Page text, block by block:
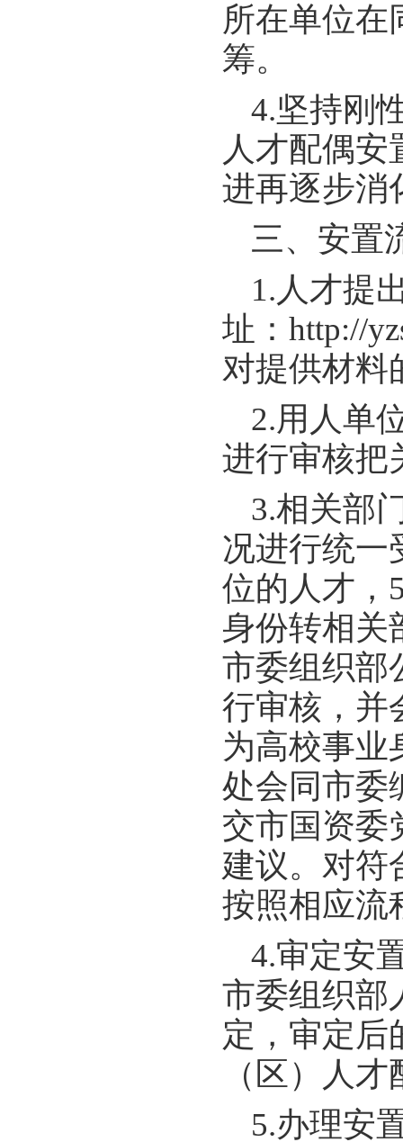
所在单位在
筹。
4.坚持刚
人才配偶
进再逐步消
三、安置
1.人才提
址： http://
对提供材料
2.用人单
进行审核把
3.相关部
况进行统一
位的人才，
身份转相关
市委组织部
行审核，并
为高校事业
处会同市委
交市国资委
建议。对符
按照相应流
4.审定安
市委组织部
定，审定后
（区）人
5.办理安